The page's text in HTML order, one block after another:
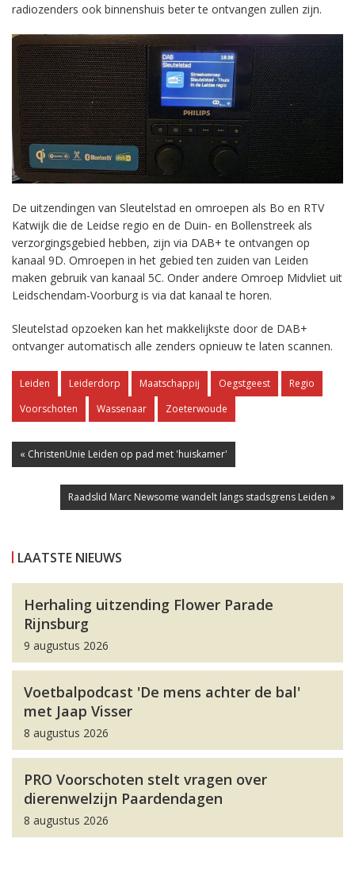
radiozenders ook binnenshuis beter te ontvangen zullen zijn.
De uitzendingen van Sleutelstad en omroepen als Bo en RTV
Katwijk die de Leidse regio en de Duin- en Bollenstreek als
verzorgingsgebied hebben, zijn via DAB+ te ontvangen op
kanaal 9D. Omroepen in het gebied ten zuiden van Leiden
maken gebruik van kanaal 5C. Onder andere Omroep Midvliet uit
Leidschendam-Voorburg is via dat kanaal te horen.
Sleutelstad opzoeken kan het makkelijkste door de DAB+
ontvanger automatisch alle zenders opnieuw te laten scannen.
Leiden Leiderdorp Maatschappij Oegstgeest
Regio
Voorschoten
Wassenaar Zoeterwoude
« ChristenUnie Leiden op pad met 'huiskamer'
Raadslid Marc Newsome wandelt langs stadsgrens Leiden »
LAATSTE NIEUWS
Herhaling uitzending Flower Parade
Rijnsburg
9 augustus 2026
Voetbalpodcast 'De mens achter de bal'
met Jaap Visser
8 augustus 2026
PRO Voorschoten stelt vragen over
dierenwelzijn Paardendagen
8 augustus 2026